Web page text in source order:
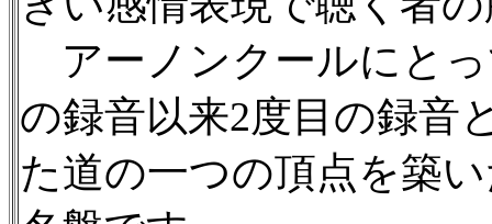
アーノンクールにとっ
の録音以来2度目の録音
た道の一つの頂点を築